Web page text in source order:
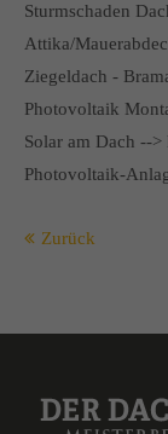
Sturmschaden
Attika/
Ziegeldach -
Photovoltaik
Solar am Dach --
Photovoltaik-
Zurück